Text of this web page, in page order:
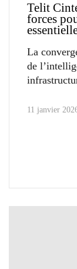
Telit
forces
La
de
11 janvier